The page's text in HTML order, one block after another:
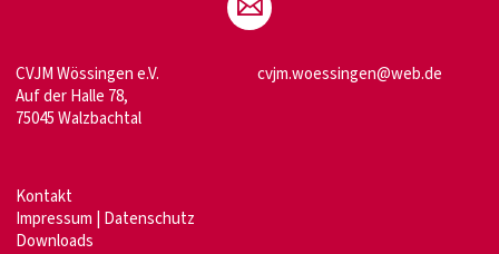
CVJM Wössingen e.V.
Auf der Halle 78,
75045 Walzbachtal
cvjm.woessingen@web.de
Kontakt
Impressum | Datenschutz
Downloads